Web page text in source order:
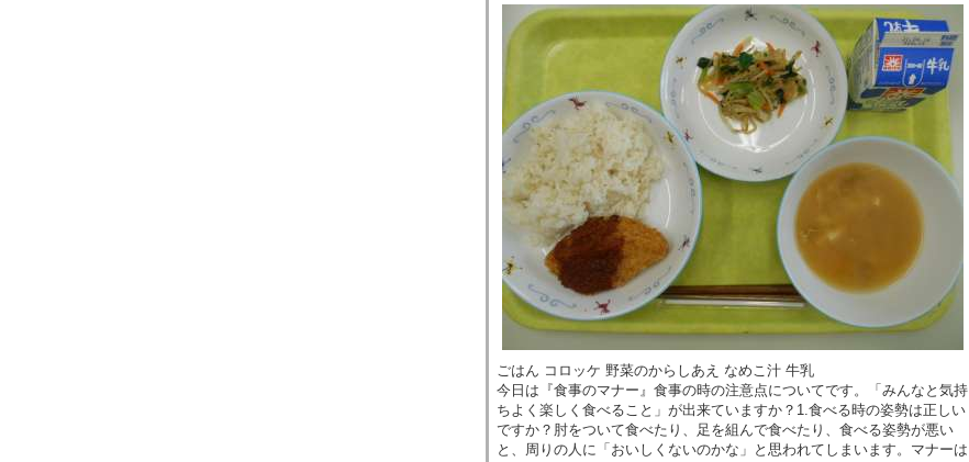
ごはん コロッケ 野菜のからしあえ なめこ汁 牛乳
今日は『食事のマナー』食事の時の注意点についてです。「みんなと気持
ちよく楽しく食べること」が出来ていますか？1.食べる時の姿勢は正しい
ですか？肘をついて食べたり、足を組んで食べたり、食べる姿勢が悪い
と、周りの人に「おいしくないのかな」と思われてしまいます。マナーは